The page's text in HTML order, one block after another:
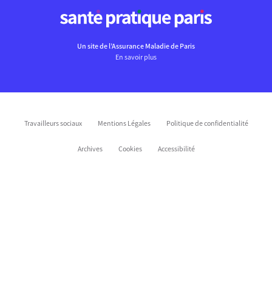
Un site de l’Assurance Maladie de Paris
En savoir plus
Travailleurs sociaux Mentions Légales Politique de confidentialité
Archives Cookies Accessibilité